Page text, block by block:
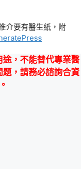
介要有醫生紙，附
途，不能替代專業醫
，請務必諮詢合資